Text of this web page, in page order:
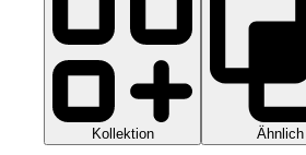
Kollektion Ähnlich